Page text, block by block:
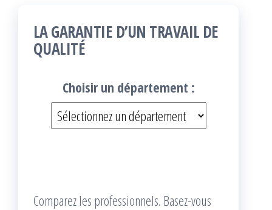
LA GARANTIE D’UN TRAVAIL DE
QUALITÉ
Choisir un département :
Comparez les professionnels. Basez-vous